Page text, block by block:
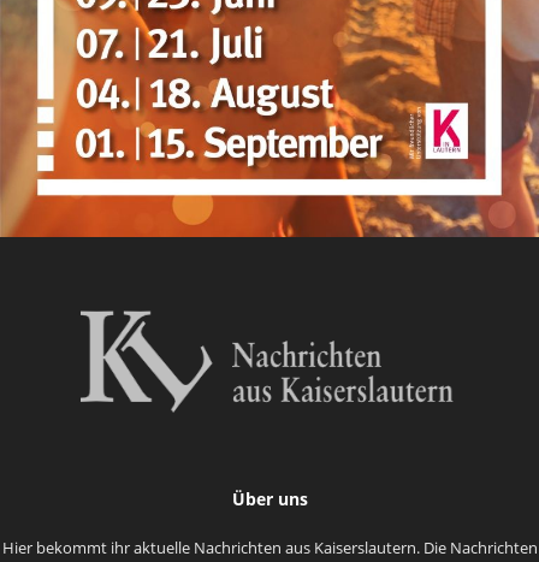
Über uns
Hier bekommt ihr aktuelle Nachrichten aus Kaiserslautern. Die Nachrichten